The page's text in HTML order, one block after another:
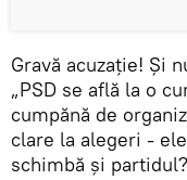
Gravă acuzație! Și
„PSD se află la o
cumpănă de
clare la alegeri -
schimbă și